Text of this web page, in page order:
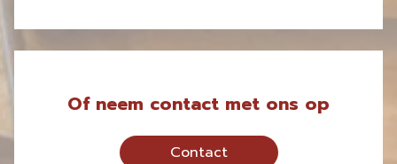
Of neem contact met ons op
Contact